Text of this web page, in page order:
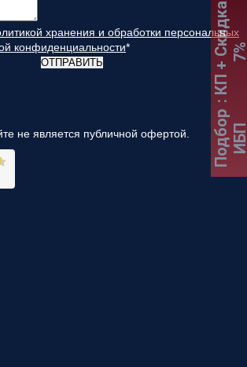
хранения и обработки персональных
конфиденциальности*
ОТПРАВИТЬ
не является публичной офертой. Подбор
:
К
П
+
С
к
и
д
к
а
7